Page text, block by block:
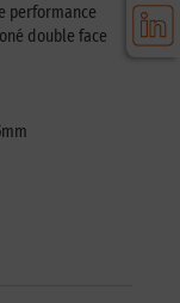
performance
double face